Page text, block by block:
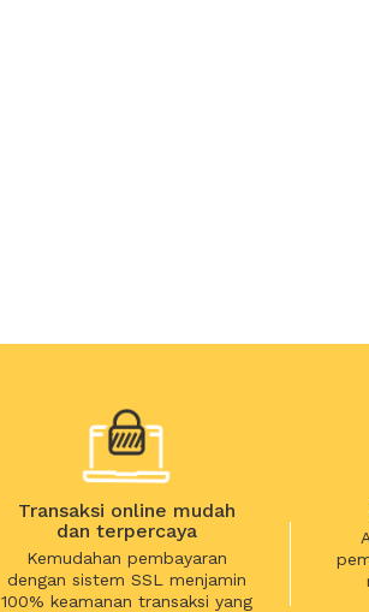
Transaksi online mudah
dan terpercaya
Kemudahan pembayaran
dengan sistem SSL menjamin
100% keamanan transaksi yang